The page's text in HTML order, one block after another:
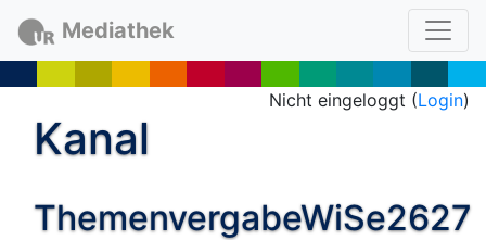
Mediathek
Nicht eingeloggt (Login)
Kanal
ThemenvergabeWiSe2627